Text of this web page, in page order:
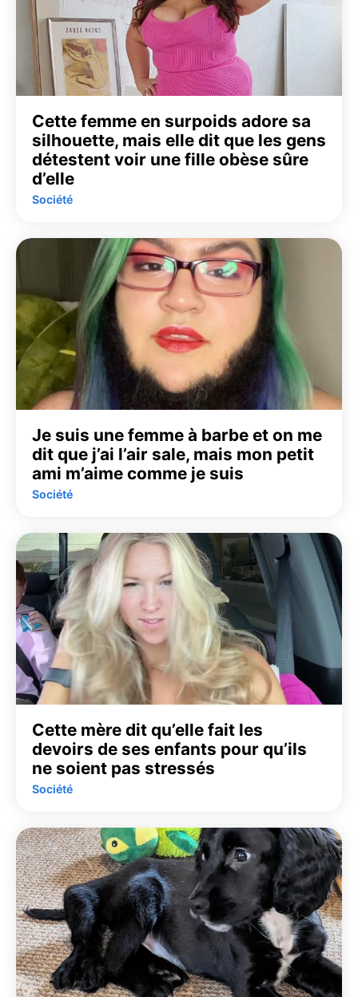
Cette femme en surpoids adore sa
silhouette, mais elle dit que les gens
détestent voir une fille obèse sûre
d’elle
Société
Je suis une femme à barbe et on me
dit que j’ai l’air sale, mais mon petit
ami m’aime comme je suis
Société
Cette mère dit qu’elle fait les
devoirs de ses enfants pour qu’ils
ne soient pas stressés
Société